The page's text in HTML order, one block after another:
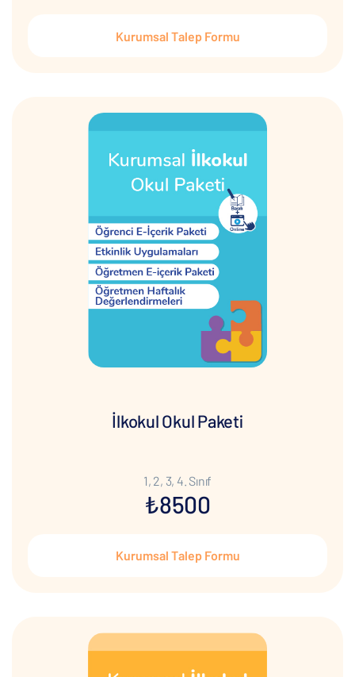
Kurumsal Talep Formu
İlkokul Okul Paketi
1, 2, 3, 4. Sınıf
₺8500
Kurumsal Talep Formu